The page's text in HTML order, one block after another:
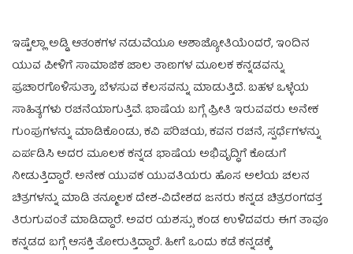
ಇಷ್ಟೆಲ್ಲಾ ಅಡ್ಡಿ ಆತಂಕಗಳ ನಡುವೆಯೂ ಆಶಾಜ್ಯೋತಿಯೆಂದರೆ, ಇಂದಿನ
ಯುವ ಪೀಳಿಗೆ ಸಾಮಾಜಿಕ ಜಾಲ ತಾಣಗಳ ಮೂಲಕ ಕನ್ನಡವನ್ನು
ಪ್ರಚಾರಗೊಳಿಸುತ್ತಾ, ಬೆಳಸುವ ಕೆಲಸವನ್ನು ಮಾಡುತ್ತಿದೆ. ಬಹಳ ಒಳ್ಳೆಯ
ಸಾಹಿತ್ಯಗಳು ರಚನೆಯಾಗುತ್ತಿವೆ. ಭಾಷೆಯ ಬಗ್ಗೆ ಪ್ರೀತಿ ಇರುವವರು ಅನೇಕ
ಗುಂಪುಗಳನ್ನು ಮಾಡಿಕೊಂಡು, ಕವಿ ಪರಿಚಯ, ಕವನ ರಚನೆ, ಸ್ಪರ್ಧೆಗಳನ್ನು
ಏರ್ಪಡಿಸಿ ಅದರ ಮೂಲಕ ಕನ್ನಡ ಭಾಷೆಯ ಅಭಿವೃದ್ಧಿಗೆ ಕೊಡುಗೆ
ನೀಡುತ್ತಿದ್ದಾರೆ. ಅನೇಕ ಯುವಕ ಯುವತಿಯರು ಹೊಸ ಅಲೆಯ ಚಲನ
ಚಿತ್ರಗಳನ್ನು ಮಾಡಿ ತನ್ಮೂಲಕ ದೇಶ-ವಿದೇಶದ ಜನರು ಕನ್ನಡ ಚಿತ್ರರಂಗದತ್ತ
ತಿರುಗುವಂತೆ ಮಾಡಿದ್ದಾರೆ. ಅವರ ಯಶಸ್ಸು ಕಂಡ ಉಳಿದವರು ಈಗ ತಾವೂ
ಕನ್ನಡದ ಬಗ್ಗೆ ಆಸಕ್ತಿ ತೋರುತ್ತಿದ್ದಾರೆ. ಹೀಗೆ ಒಂದು ಕಡೆ ಕನ್ನಡಕ್ಕೆ